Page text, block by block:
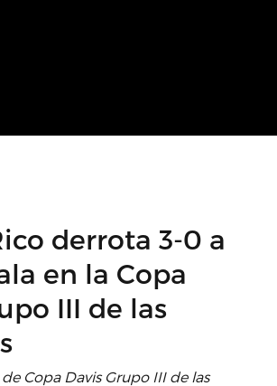
derrota 3-0 a
en la Copa
III de las
Copa Davis Grupo III de las